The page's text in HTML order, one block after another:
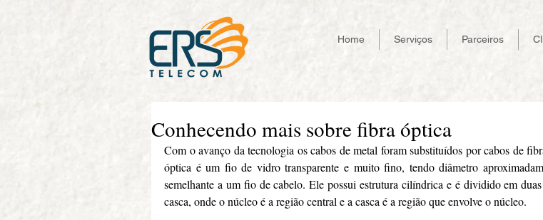
Home Serviços Parceiros
Conhecendo mais sobre fibra óptica
Com o avanço da tecnologia os cabos de metal foram substituídos por cabos de
óptica é um fio de vidro transparente e muito fino, tendo diâmetro
semelhante a um fio de cabelo. Ele possui estrutura cilíndrica e é dividido em
casca, onde o núcleo é a região central e a casca é a região que envolve o núcleo.